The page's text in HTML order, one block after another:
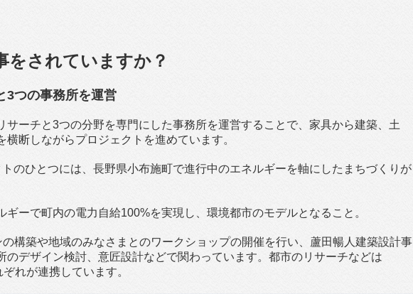
をされていますか？
つの事務所を運営
ーチと3つの分野を専門にした事務所を運営することで、家具から建築、土
断しながらプロジェクトを進めています。
のひとつには、長野県小布施町で進行中のエネルギーを軸にしたまちづくりが
ーで町内の電力自給100%を実現し、環境都市のモデルとなること。
構築や地域のみなさまとのワークショップの開催を行い、蘆田暢人建築設計事
のデザイン検討、意匠設計などで関わっています。都市のリサーチなどは
れが連携しています。